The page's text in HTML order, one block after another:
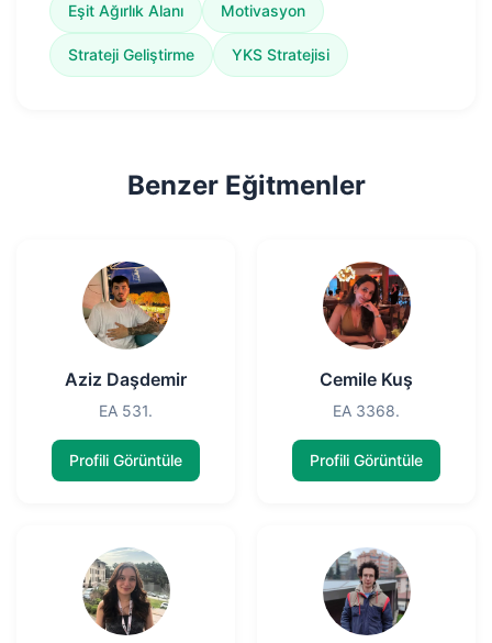
Eşit Ağırlık Alanı Motivasyon
Strateji Geliştirme YKS Stratejisi
Benzer Eğitmenler
Aziz Daşdemir
EA 531.
Profili Görüntüle
Cemile Kuş
EA 3368.
Profili Görüntüle